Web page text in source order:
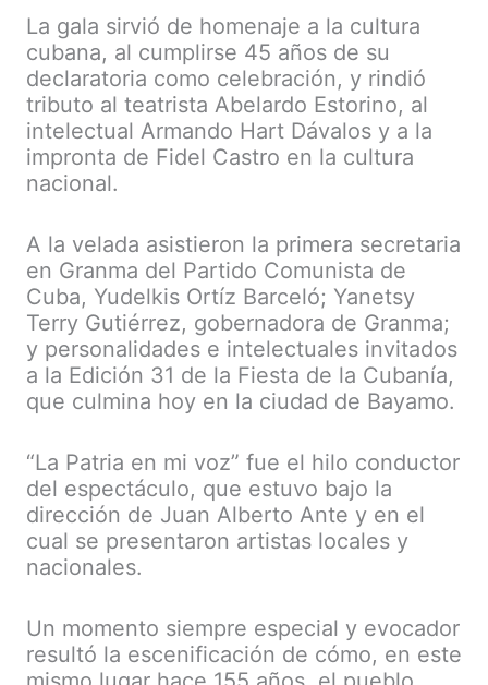
La gala sirvió de homenaje a la cultura
cubana, al cumplirse 45 años de su
declaratoria como celebración, y rindió
tributo al teatrista Abelardo Estorino, al
intelectual Armando Hart Dávalos y a la
impronta de Fidel Castro en la cultura
nacional.
A la velada asistieron la primera secretaria
en Granma del Partido Comunista de
Cuba, Yudelkis Ortíz Barceló; Yanetsy
Terry Gutiérrez, gobernadora de Granma;
y personalidades e intelectuales invitados
a la Edición 31 de la Fiesta de la Cubanía,
que culmina hoy en la ciudad de Bayamo.
“La Patria en mi voz” fue el hilo conductor
del espectáculo, que estuvo bajo la
dirección de Juan Alberto Ante y en el
cual se presentaron artistas locales y
nacionales.
Un momento siempre especial y evocador
resultó la escenificación de cómo, en este